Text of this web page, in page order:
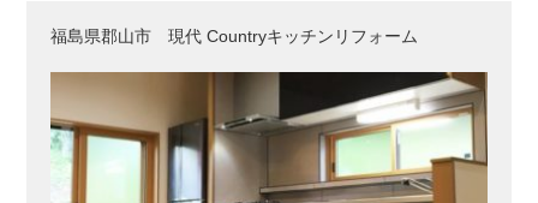
福島県郡山市 現代 Countryキッチンリフォーム